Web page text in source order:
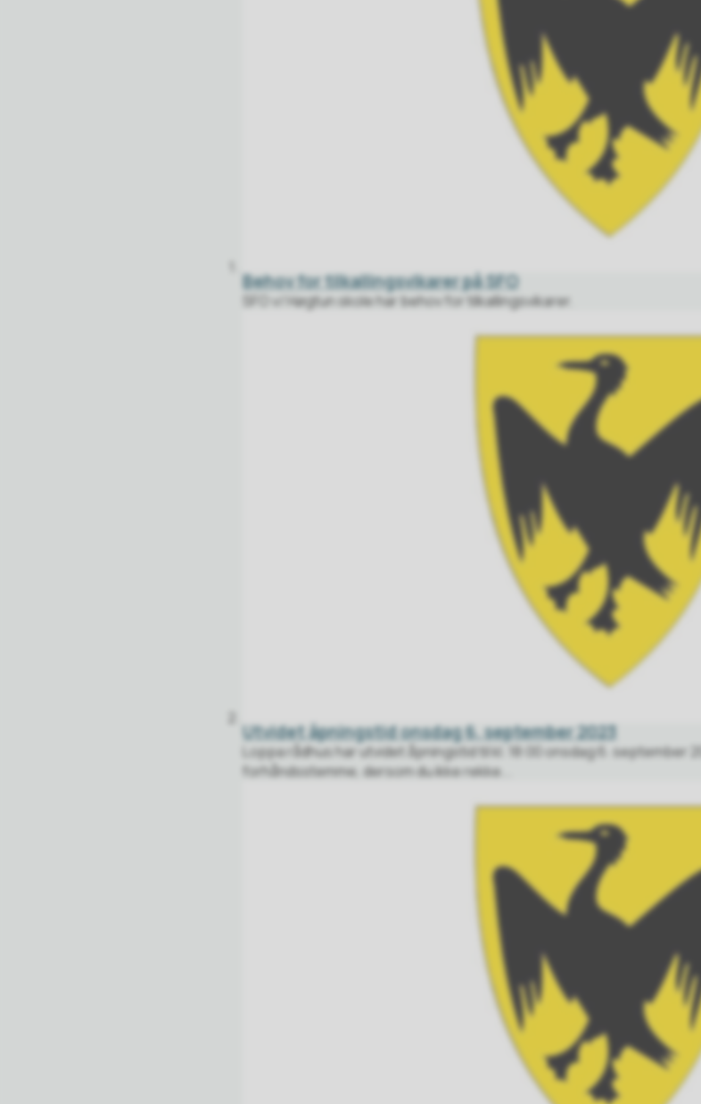
Behov for tilkallingsvikarer på SFO
SFO v/ Høgtun skole har behov for tilkallingsvikarer.
Utvidet åpningstid onsdag 6. september 2023
Loppa rådhus har utvidet åpningstid til kl. 18:00 onsdag 6. september
forhåndsstemme, dersom du ikke rekke...